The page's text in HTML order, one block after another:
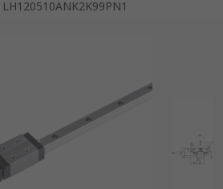
LH120510ANK2K99PN1